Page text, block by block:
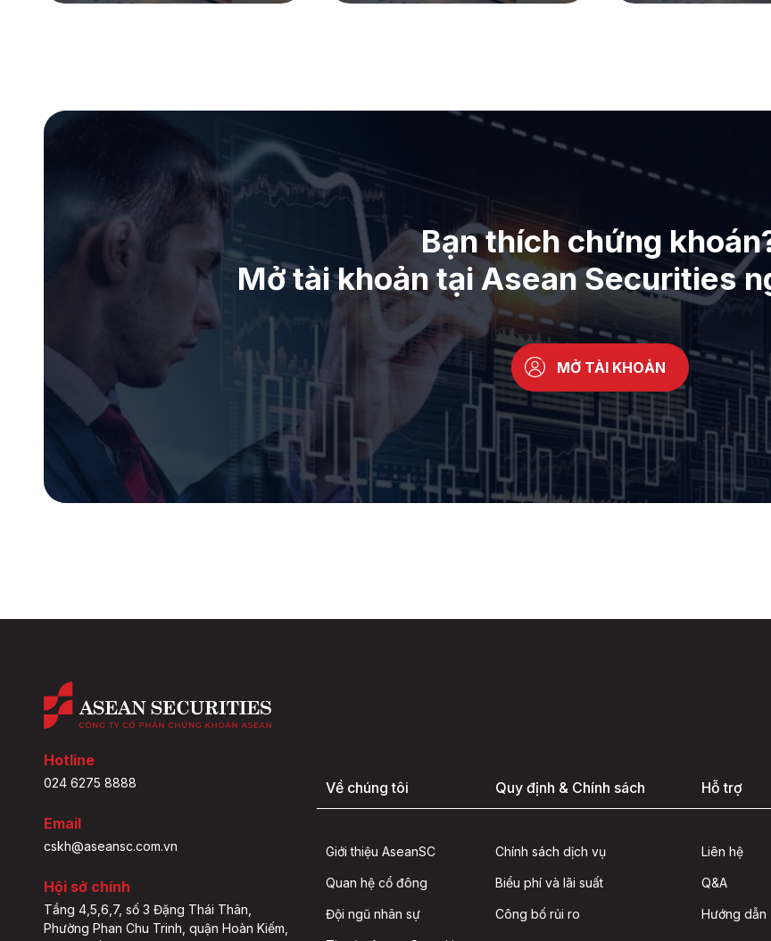
Bạn thích chứng
Mở tài khoản tại Asean Securities
MỞ TÀI KHOẢN
Hotline
024 6275 8888
Email
cskh@aseansc.com.vn
Hội sở chính
Tầng 4,5,6,7, số 3 Đặng Thái Thân,
Phường Phan Chu Trinh, quận Hoàn Kiếm,
Về chúng tôi
Giới thiệu AseanSC
Quan hệ cổ đông
Đội ngũ nhân sự
Quy định & Chính sách
Chính sách dịch vụ
Biểu phí và lãi suất
Công bố rủi ro
Hỗ trợ
Liên hệ
Q&A
Hướng dẫn